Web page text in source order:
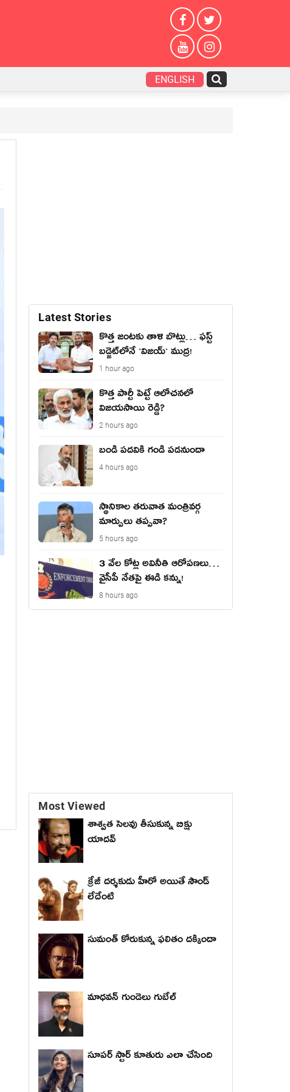
ENGLISH
Latest Stories
కొత్త జంట‌కు తాళి బొట్లు… ఫ‌స్ట్
బ‌డ్జెట్‌లోనే `విజ‌య్` ముద్ర‌!
1 hour ago
కొత్త పార్టీ పెట్టే ఆలోచనలో
విజయసాయి రెడ్డి?
2 hours ago
బండి పదవికి గండి పడనుందా
4 hours ago
స్థానికాల తరువాత మంత్రివర్గ
మార్పులు తప్పవా?
5 hours ago
3 వేల కోట్ల అవినీతి ఆరోపణలు…
వైసీపీ నేతపై ఈడి కన్ను!
8 hours ago
Most Viewed
శాశ్వత సెలవు తీసుకున్న బిక్షు
యాదవ్
క్రేజీ దర్శకుడు హీరో అయితే సౌండ్
లేదేంటి
సుమంత్ కోరుకున్న ఫలితం దక్కిందా
మాధ‌వ‌న్ గుండెలు గుబేల్‌
సూపర్ స్టార్ కూతురు ఎలా చేసింది